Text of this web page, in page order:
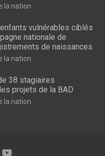
la nation
vulnérables ciblés
nationale de
de naissances
la nation
38 stagiaires
projets de la BAD
la nation